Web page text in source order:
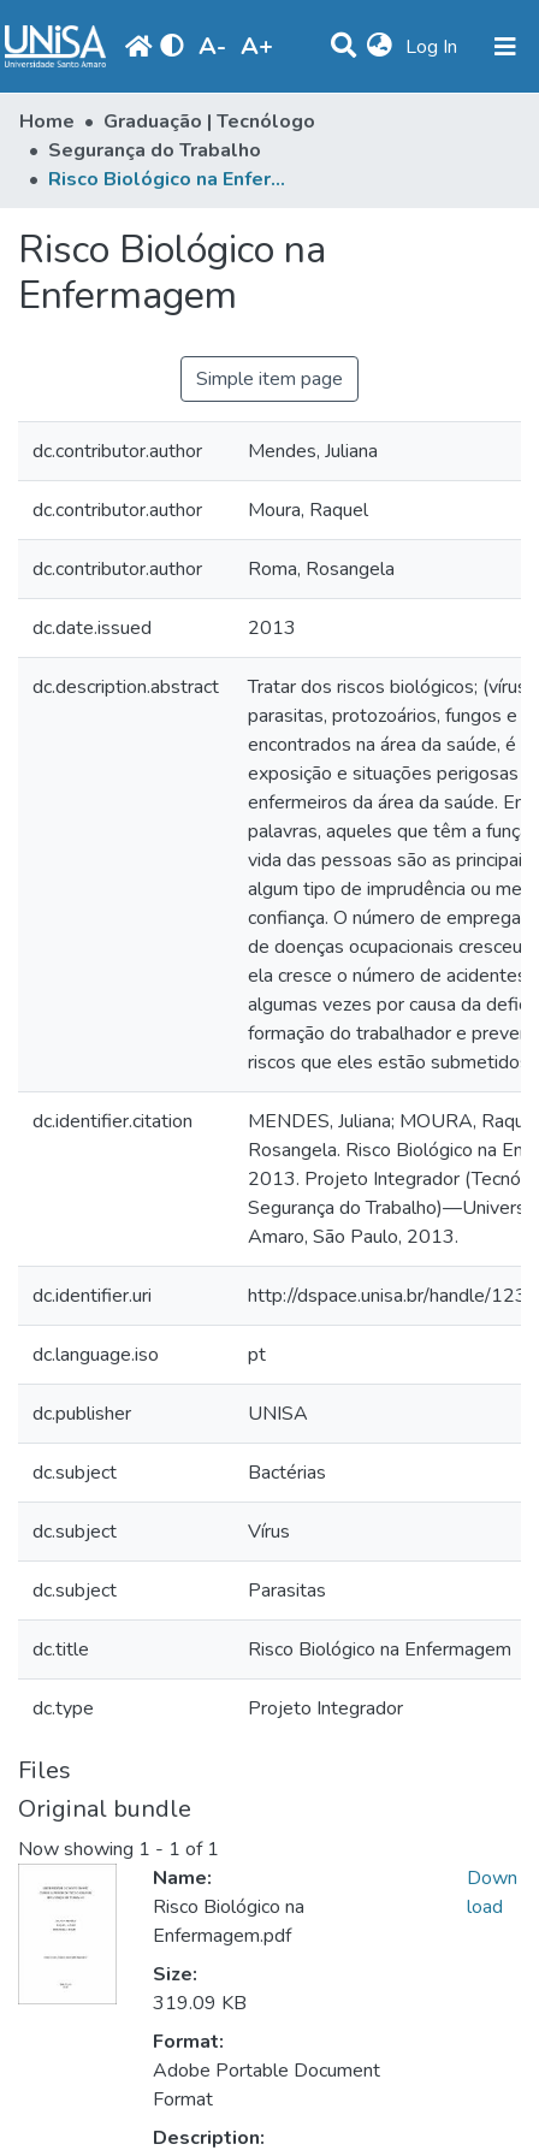
A- A+ Log In (current)
Statistics
Communities & Collections
Produção Docente
Library
Home
Graduação | Tecnólogo
Segurança do Trabalho
Risco Biológico na Enfermagem
Risco Biológico na
Enfermagem
Simple item page
dc.contributor.author Mendes, Juliana
dc.contributor.author Moura, Raquel
dc.contributor.author Roma, Rosangela
dc.date.issued 2013
dc.description.abstract
Tratar dos riscos biológicos; (vírus,
parasitas, protozoários, fungos e
encontrados na área da saúde, é
exposição e situações perigosas
enfermeiros da área da saúde. Em
palavras, aqueles que têm a
vida das pessoas são as
algum tipo de imprudência ou
confiança. O número de
de doenças ocupacionais cresceu,
ela cresce o número de acidentes
algumas vezes por causa da
formação do trabalhador e
riscos que eles estão submetidos.
dc.identifier.citation
MENDES, Juliana; MOURA,
Rosangela. Risco Biológico na
2013. Projeto Integrador
Segurança do
Amaro, São Paulo, 2013.
dc.identifier.uri http://dspace.unisa.br/handle/
dc.language.iso pt
dc.publisher UNISA
dc.subject Bactérias
dc.subject Vírus
dc.subject Parasitas
dc.title Risco Biológico na Enfermagem
dc.type Projeto Integrador
Files
Original bundle
Now showing 1 - 1 of 1
Name:
Risco Biológico na
Enfermagem.pdf
Size:
319.09 KB
Format:
Adobe Portable Document
Format
Description:
Down
load